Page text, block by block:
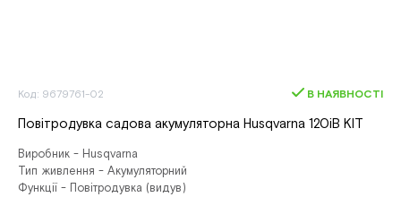
Код: 9679761-02 В НАЯВНОСТІ
Повітродувка садова акумуляторна Husqvarna 120iB КІТ
Виробник - Husqvarna
Тип живлення - Акумуляторний
Функції - Повітродувка (видув)